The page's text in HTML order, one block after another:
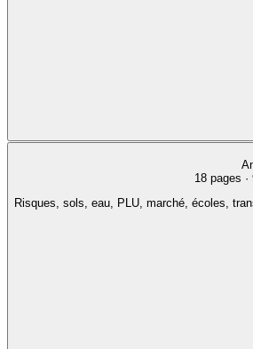
18 pages ·
Risques, sols, eau, PLU, marché, écoles,